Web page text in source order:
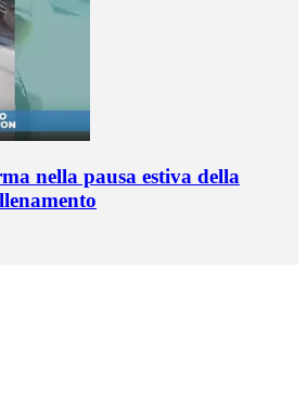
nella pausa estiva della